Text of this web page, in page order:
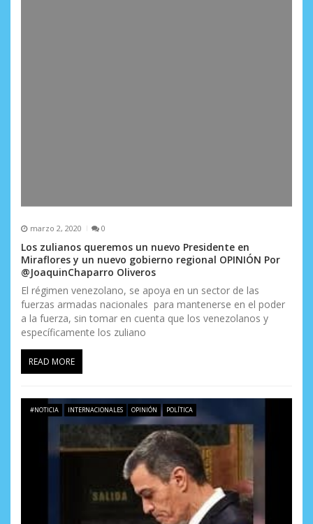
marzo 2, 2020 0
Los zulianos queremos un nuevo Presidente en
Miraflores y un nuevo gobierno regional OPINIÓN Por
@JoaquinChaparro Oliveros
El régimen venezolano, se apoya en un sector de las
fuerzas armadas nacionales para mantenerse en el poder
a la fuerza, sin tomar en cuenta que los venezolanos y
específicamente los zuliano
READ MORE
#NOTICIA INTERNACIONALES OPINIÓN POLÍTICA